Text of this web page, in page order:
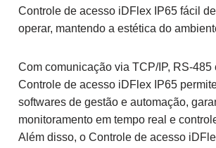
Controle de acesso iDFlex IP65 fácil
operar, mantendo a estética do
Com comunicação via TCP/IP, RS-485
Controle de acesso iDFlex IP65
softwares de gestão e automação,
monitoramento em tempo real e
Além disso, o Controle de acesso